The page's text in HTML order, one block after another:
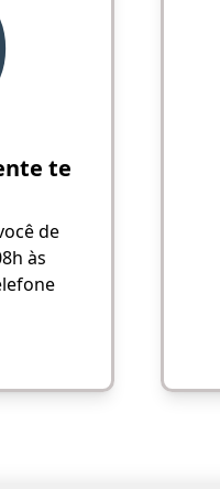
te
de
às